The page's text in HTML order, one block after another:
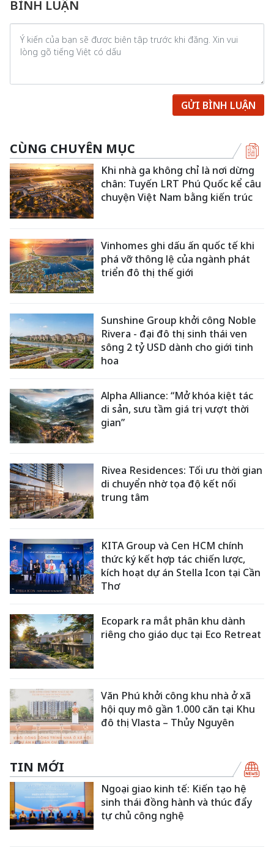
BÌNH LUẬN
GỬI BÌNH LUẬN
CÙNG CHUYÊN MỤC
Khi nhà ga không chỉ là nơi dừng
chân: Tuyến LRT Phú Quốc kể câu
chuyện Việt Nam bằng kiến trúc
Vinhomes ghi dấu ấn quốc tế khi
phá vỡ thông lệ của ngành phát
triển đô thị thế giới
Sunshine Group khởi công Noble
Rivera - đại đô thị sinh thái ven
sông 2 tỷ USD dành cho giới tinh
hoa
Alpha Alliance: “Mở khóa kiệt tác
di sản, sưu tầm giá trị vượt thời
gian”
Rivea Residences: Tối ưu thời gian
di chuyển nhờ tọa độ kết nối
trung tâm
KITA Group và Cen HCM chính
thức ký kết hợp tác chiến lược,
kích hoạt dự án Stella Icon tại Cần
Thơ
Ecopark ra mắt phân khu dành
riêng cho giáo dục tại Eco Retreat
Văn Phú khởi công khu nhà ở xã
hội quy mô gần 1.000 căn tại Khu
đô thị Vlasta – Thủy Nguyên
TIN MỚI
Ngoại giao kinh tế: Kiến tạo hệ
sinh thái đồng hành và thúc đẩy
tự chủ công nghệ